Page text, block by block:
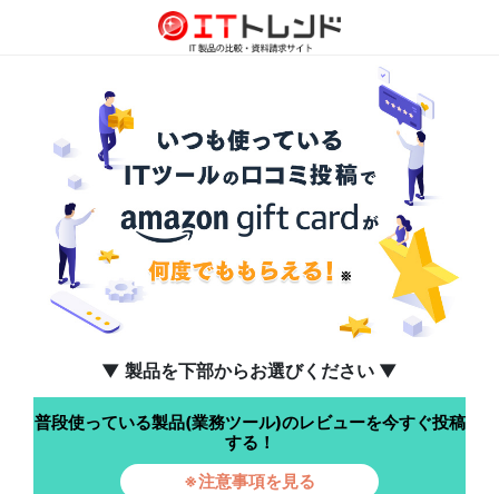
▼ 製品を下部からお選びください ▼
普段使っている製品(業務ツール)のレビューを今すぐ投稿
する！
※注意事項を見る